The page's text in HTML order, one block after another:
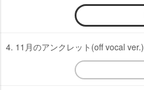
4. 11月のアンクレット(off vocal ver.)